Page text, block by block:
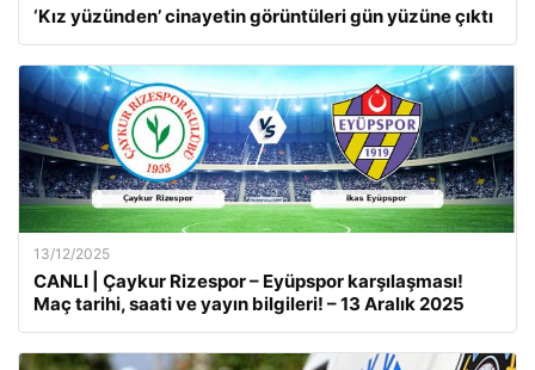
‘Kız yüzünden’ cinayetin görüntüleri gün yüzüne çıktı
13/12/2025
CANLI | Çaykur Rizespor – Eyüpspor karşılaşması!
Maç tarihi, saati ve yayın bilgileri! – 13 Aralık 2025